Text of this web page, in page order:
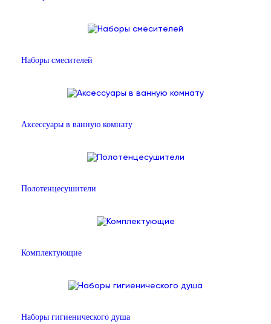
Наборы смесителей
Аксессуары в ванную комнату
Полотенцесушители
Комплектующие
Наборы гигиенического душа